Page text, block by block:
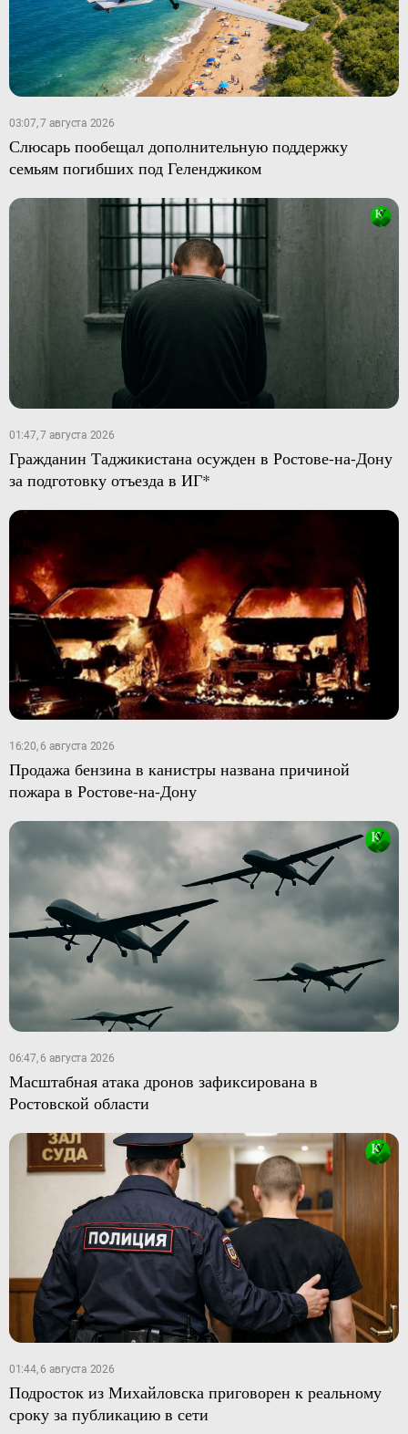
03:07, 7 августа 2026
Слюсарь пообещал дополнительную поддержку
семьям погибших под Геленджиком
01:47, 7 августа 2026
Гражданин Таджикистана осужден в Ростове-на-Дону
за подготовку отъезда в ИГ*
16:20, 6 августа 2026
Продажа бензина в канистры названа причиной
пожара в Ростове-на-Дону
06:47, 6 августа 2026
Масштабная атака дронов зафиксирована в
Ростовской области
01:44, 6 августа 2026
Подросток из Михайловска приговорен к реальному
сроку за публикацию в сети